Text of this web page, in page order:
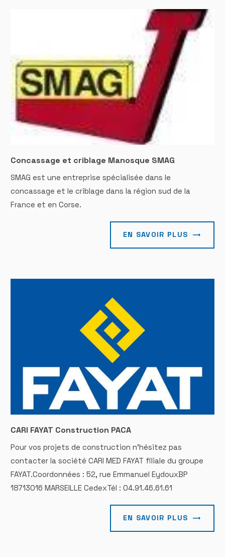
Concassage et criblage Manosque SMAG
SMAG est une entreprise spécialisée dans le
concassage et le criblage dans la région sud de la
France et en Corse.
EN SAVOIR PLUS
CARI FAYAT Construction PACA
Pour vos projets de construction n'hésitez pas
contacter la société CARI MED FAYAT filiale du groupe
FAYAT.Coordonnées : 52, rue Emmanuel EydouxBP
18713016 MARSEILLE CedexTél : 04.91.46.61.61
EN SAVOIR PLUS